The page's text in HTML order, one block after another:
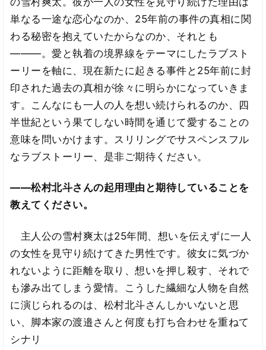
単なる一途な恋心なのか、25年前の事件の真相に関
わる秘密を抱えていたからなのか、それとも
―――。愛と執着の境界線をテーマにしたラブスト
ーリーを軸に、現在新たに起きる事件と25年前に封
印された過去の真相が徐々に明らかになっていきま
す。こんなにも一人の人を想い続けられるのか、四
半世紀という果てしない時間を通じて愛することの
意味を問いかけます。スリリングでサスペンスフル
なラブストーリー、是非ご期待ください。
――松村北斗さんの起用理由と期待していることを
教えてください。
主人公の雪村爽太は25年間、想いを伝えずに一人
の女性を見守り続けてきた男性です。彼女に気づか
れないように距離を取り、想いを押し殺す、それで
も滲み出てしまう愛情。こうした繊細な人物を自然
に演じられるのは、松村北斗さんしかいないと思
い、脚本家の渡邉さんと何度も打ち合わせを重ねて
シナリ